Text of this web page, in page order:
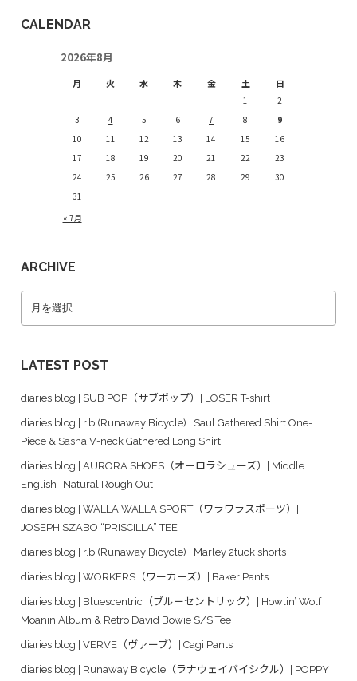
CALENDAR
2026年8月
月 火 水 木 金 土 日
« 7月
1
2
3
4 5 6 7 8
9
10
11 12 13 14 15
16
17
18 19 20 21 22
23
24
25 26 27 28 29
30
31
ARCHIVE
LATEST POST
diaries blog | SUB POP（サブポップ）| LOSER T-shirt
diaries blog | r.b.(Runaway Bicycle) | Saul Gathered Shirt One-
Piece & Sasha V-neck Gathered Long Shirt
diaries blog | AURORA SHOES（オーロラシューズ）| Middle
English -Natural Rough Out-
diaries blog | WALLA WALLA SPORT（ワラワラスポーツ）|
JOSEPH SZABO “PRISCILLA” TEE
diaries blog | r.b.(Runaway Bicycle) | Marley 2tuck shorts
diaries blog | WORKERS（ワーカーズ）| Baker Pants
diaries blog | Bluescentric（ブルーセントリック）| Howlin’ Wolf
Moanin Album & Retro David Bowie S/S Tee
diaries blog | VERVE（ヴァーブ）| Cagi Pants
diaries blog | Runaway Bicycle（ラナウェイバイシクル）| POPPY